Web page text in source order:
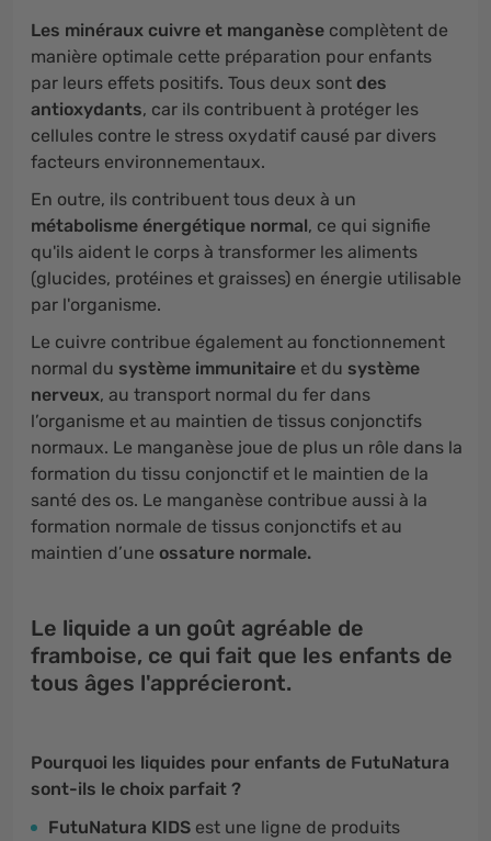
Les minéraux cuivre et manganèse complètent de
manière optimale cette préparation pour enfants
par leurs effets positifs. Tous deux sont des
antioxydants, car ils contribuent à protéger les
cellules contre le stress oxydatif causé par divers
facteurs environnementaux.
En outre, ils contribuent tous deux à un
métabolisme énergétique normal, ce qui signifie
qu'ils aident le corps à transformer les aliments
(glucides, protéines et graisses) en énergie utilisable
par l'organisme.
Le cuivre contribue également au fonctionnement
normal du système immunitaire et du système
nerveux, au transport normal du fer dans
l’organisme et au maintien de tissus conjonctifs
normaux. Le manganèse joue de plus un rôle dans la
formation du tissu conjonctif et le maintien de la
santé des os. Le manganèse contribue aussi à la
formation normale de tissus conjonctifs et au
maintien d’une ossature normale.
Le liquide a un goût agréable de
framboise, ce qui fait que les enfants de
tous âges l'apprécieront.
Pourquoi les liquides pour enfants de FutuNatura
sont-ils le choix parfait ?
FutuNatura KIDS est une ligne de produits